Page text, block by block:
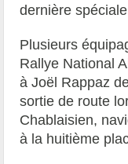
dernière
Plusieurs
Rallye National
à Joël Rappaz
sortie de route
Chablaisien,
à la huitième